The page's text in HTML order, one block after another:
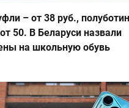
– от 38 руб.,
50. В Беларуси назвали
на школьную обувь